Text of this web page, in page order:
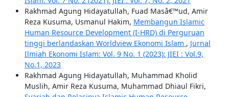
Rakhmad Agung Hidayatullah, Fuad Masâ€™ud, Amir
Reza Kusuma, Usmanul Hakim, Membangun Islamic
Human Resource Development (I-HRD) di Perguruan
tinggi berlandaskan Worldview Ekonomi Islam , Jurnal
Ilmiah Ekonomi Islam: Vol. 9 No. 1 (2023): JIEI : Vol.9,
No.1, 2023
Rakhmad Agung Hidayatullah, Muhammad Kholid
Muslih, Amir Reza Kusuma, Muhammad Dhiaul Fikri,